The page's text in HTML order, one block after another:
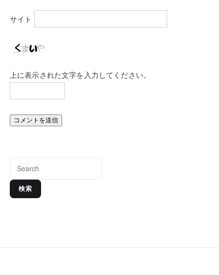
サイト
上に表示された文字を入力してください。
検索